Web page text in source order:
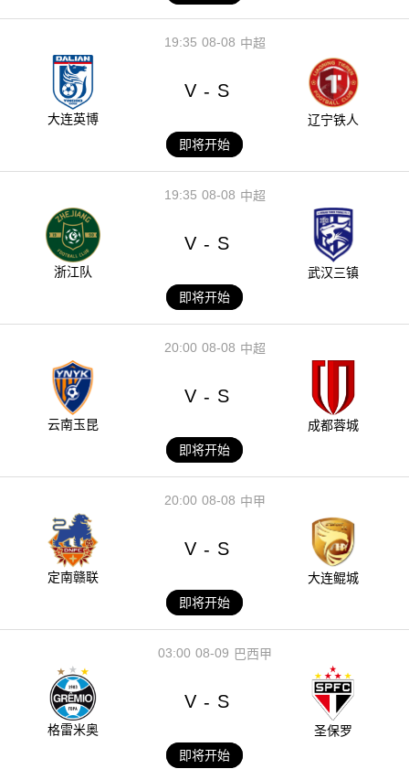
08-08
19:35 中超
大连英博
V - S
辽宁铁人
即将开始
08-08
19:35 中超
浙江队
V - S
武汉三镇
即将开始
08-08
20:00 中超
云南玉昆
V - S
成都蓉城
即将开始
08-08
20:00 中甲
定南赣联
V - S
大连鲲城
即将开始
08-09
03:00 巴西甲
格雷米奥
V - S
圣保罗
即将开始